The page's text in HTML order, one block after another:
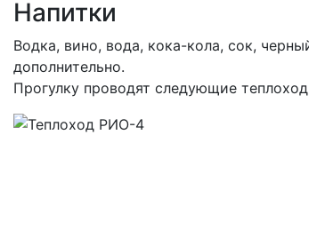
Напитки
Водка, вино, вода, кока-кола, сок,
дополнительно.
Прогулку проводят следующие